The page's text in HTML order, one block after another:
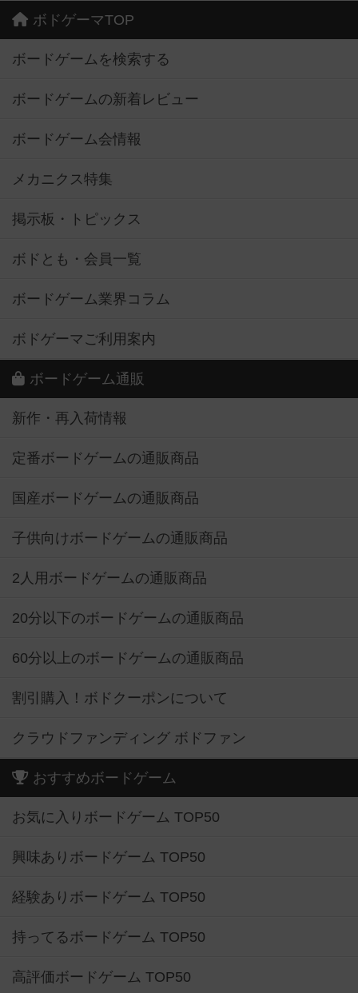
ボドゲーマTOP
ボードゲームを検索する
ボードゲームの新着レビュー
ボードゲーム会情報
メカニクス特集
掲示板・トピックス
ボドとも・会員一覧
ボードゲーム業界コラム
ボドゲーマご利用案内
ボードゲーム通販
新作・再入荷情報
定番ボードゲームの通販商品
国産ボードゲームの通販商品
子供向けボードゲームの通販商品
2人用ボードゲームの通販商品
20分以下のボードゲームの通販商品
60分以上のボードゲームの通販商品
割引購入！ボドクーポンについて
クラウドファンディング ボドファン
おすすめボードゲーム
お気に入りボードゲーム TOP50
興味ありボードゲーム TOP50
経験ありボードゲーム TOP50
持ってるボードゲーム TOP50
高評価ボードゲーム TOP50